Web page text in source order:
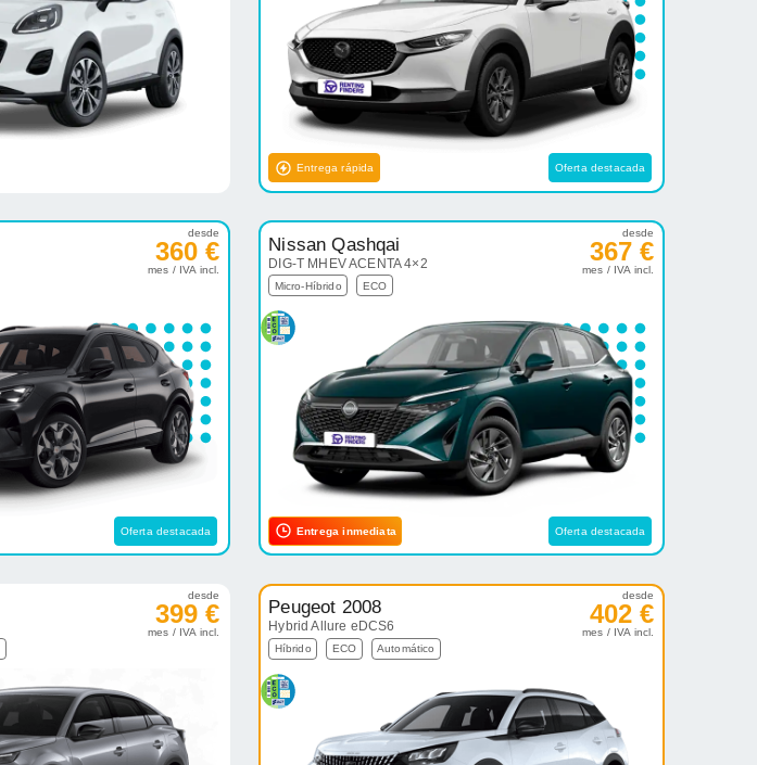
Entrega rápida Oferta destacada
desde
360 €
mes / IVA incl.
Oferta destacada
Nissan Qashqai
DIG-T MHEV ACENTA 4×2
Micro-Híbrido ECO
desde
367 €
mes / IVA incl.
Entrega inmediata Oferta destacada
desde
399 €
mes / IVA incl.
Peugeot 2008
Hybrid Allure eDCS6
Híbrido ECO Automático
desde
402 €
mes / IVA incl.